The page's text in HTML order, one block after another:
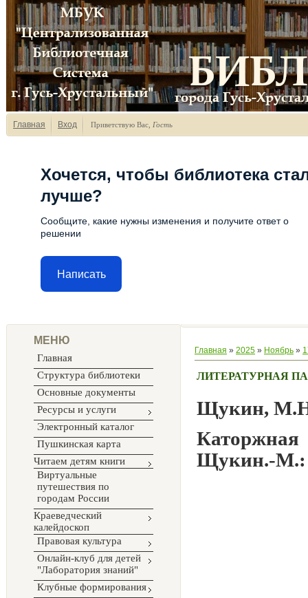
Главная Вход Приветствую Вас Гость
Хочется, чтобы библиотека
лучше?
Сообщите, какие нужны изменения и получите ответ о
решении
Написать
МЕНЮ
Главная
Структура библиотеки
Основные документы
Ресурсы и услуги
Электронный каталог
Пушкинская карта
Читаем детям книги
Виртуальные
путешествия по
городам России
Краеведческий
калейдоскоп
Правовая культура
Онлайн-клуб для детей
"Лаборатория знаний"
Клубные формирования
Главная » 2025 » Ноябрь »
ЛИТЕРАТУРНАЯ
Щукин,
Щукин.-М.: